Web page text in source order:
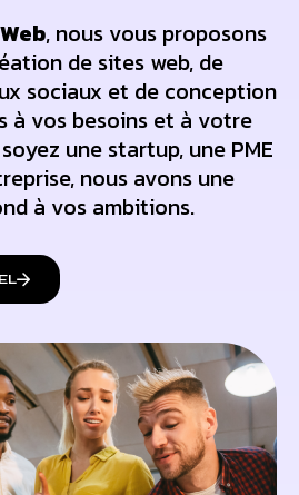
, nous vous proposons
de sites web, de
sociaux et de conception
à vos besoins et à votre
une startup, une PME
nous avons une
à vos ambitions.